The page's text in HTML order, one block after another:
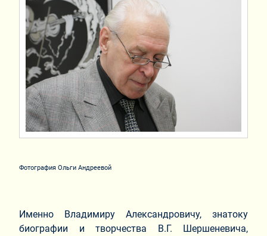
Фотография Ольги Андреевой
Именно Владимиру Александровичу, знатоку
биографии и творчества В.Г. Шершеневича,